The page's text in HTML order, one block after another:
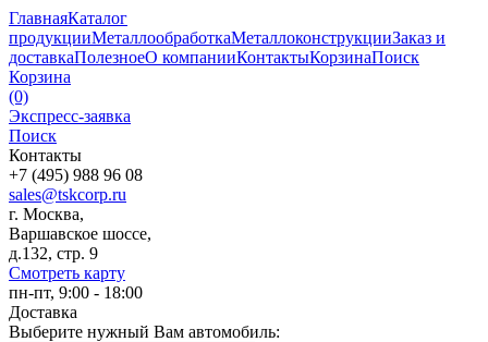
ГлавнаяКаталог
продукцииМеталлообработкаМеталлоконструкцииЗаказ и
доставкаПолезноеО компанииКонтактыКорзинаПоиск
Корзина
(0)
Экспресс-заявка
Поиск
Контакты
+7 (495) 988 96 08
sales@tskcorp.ru
г. Москва,
Варшавское шоссе,
д.132, стр. 9
Смотреть карту
пн-пт, 9:00 - 18:00
Доставка
Выберите нужный Вам автомобиль: